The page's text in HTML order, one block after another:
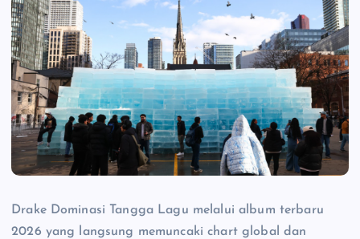
Drake Dominasi Tangga Lagu melalui album terbaru
2026 yang langsung memuncaki chart global dan